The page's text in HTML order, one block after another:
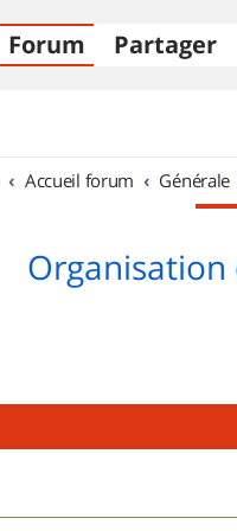
Forum Partager
Accueil forum Générale